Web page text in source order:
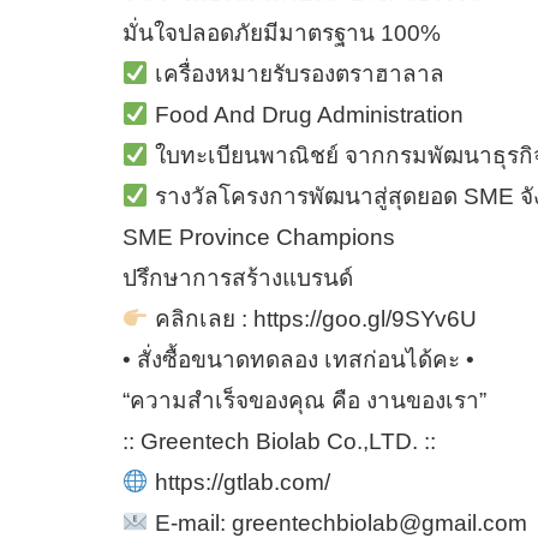
มั่นใจปลอดภัยมีมาตรฐาน 100%
เครื่องหมายรับรองตราฮาลาล
Food And Drug Administration
ใบทะเบียนพาณิชย์ จากกรมพัฒนาธุรกิ
รางวัลโครงการพัฒนาสู่สุดยอด SME จั
SME Province Champions
ปรึกษาการสร้างแบรนด์
คลิกเลย : https://goo.gl/9SYv6U
• สั่งซื้อขนาดทดลอง เทสก่อนได้คะ •
“ความสำเร็จของคุณ คือ งานของเรา”
:: Greentech Biolab Co.,LTD. ::
https://gtlab.com/
E-mail: greentechbiolab@gmail.com